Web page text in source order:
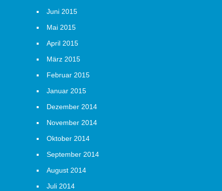
Juni 2015
Mai 2015
April 2015
März 2015
Februar 2015
Januar 2015
Dezember 2014
November 2014
Oktober 2014
September 2014
August 2014
Juli 2014